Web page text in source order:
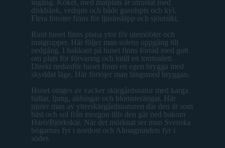
ingång. Köket, med matplats är utrustat med
diskbänk, vedspis och både gasolspis och kyl.
Flera fönster finns för ljusinsläpp och sjöutsikt.
Runt huset finns plana ytor för utemöbler och
matgrupper. Här följer man solens uppgång till
nedgång. I bakkant på huset finns förråd med gott
om plats för förvaring och intill en torrtoalett.
Direkt nedanför huset finns en egen brygga med
skyddat läge. Här förtöjer man längsmed bryggan.
Huset omges av vacker skärgårdsnatur med karga
hällar, ljung, aldungar och blomsterängar. Här
njuter man av ytterskärgårdsnaturen där den är som
bäst och sol från morgon tills den går ned bakom
Harö/Björkskär. När det mörknat ser man Svenska
högarnas fyr i nordost och Almagrundets fyr i
söder.